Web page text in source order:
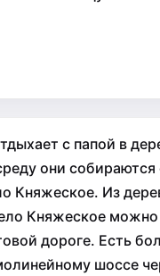
с папой в
они собираются
Княжеское. Из
Княжеское можно
дороге. Есть
шоссе